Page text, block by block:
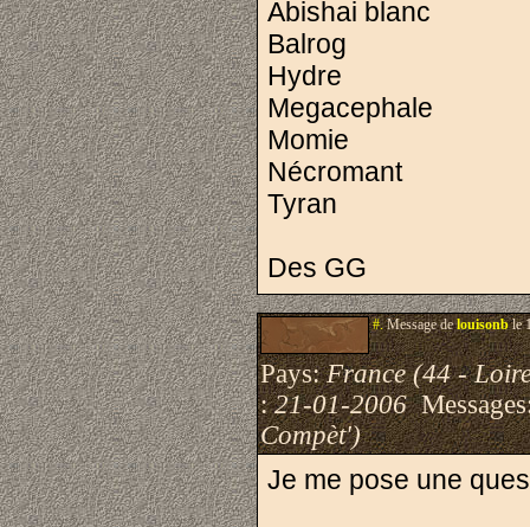
Abishai blanc
Balrog
Hydre
Megacephale
Momie
Nécromant
Tyran
Des GG
#.Message delouisonble
Pays:France (44 -
:21-01-2006
Compèt')
Je me pose une